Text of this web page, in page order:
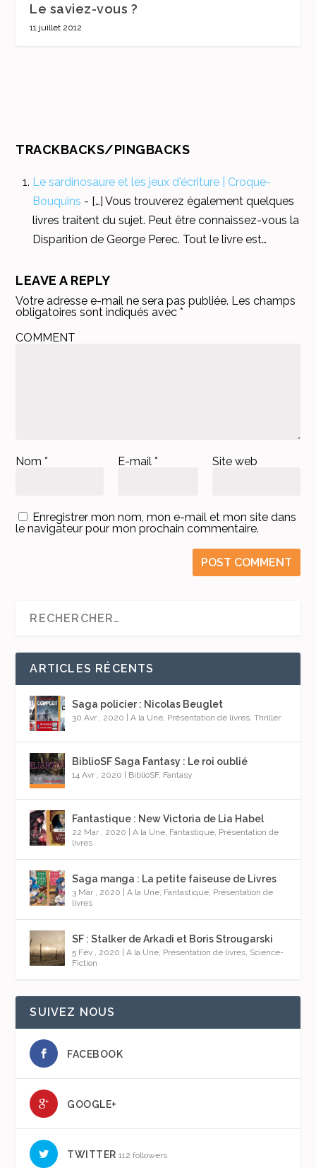
Le saviez-vous ?
11 juillet 2012
TRACKBACKS/PINGBACKS
Le sardinosaure et les jeux d'écriture | Croque-
Bouquins - […] Vous trouverez également quelques
livres traitent du sujet. Peut être connaissez-vous la
Disparition de George Perec. Tout le livre est…
LEAVE A REPLY
Votre adresse e-mail ne sera pas publiée. Les champs
obligatoires sont indiqués avec*
COMMENT
Nom* E-mail * Site web
Enregistrer mon nom, mon e-mail et mon site dans
le navigateur pour mon prochain commentaire.
ARTICLES RÉCENTS
Saga policier : Nicolas Beuglet
30 Avr , 2020 |A la Une, Présentation de livres,Thriller
BiblioSF Saga Fantasy : Le roi oublié
14 Avr , 2020 BiblioSF, Fantasy
Fantastique : New Victoria de Lia Habel
22 Mar , 2020 |A la Une, Fantastique, Présentation de
livres
Saga manga : La petite faiseuse de Livres
3 Mar , 2020 |A la Une, Fantastique, Présentation de
livres
SF : Stalker de Arkadi et Boris Strougarski
5 Fév , 2020 |A la Une, Présentation de livres, Science-
Fiction
SUIVEZ NOUS
FACEBOOK
GOOGLE+
TWITTER 112 followers